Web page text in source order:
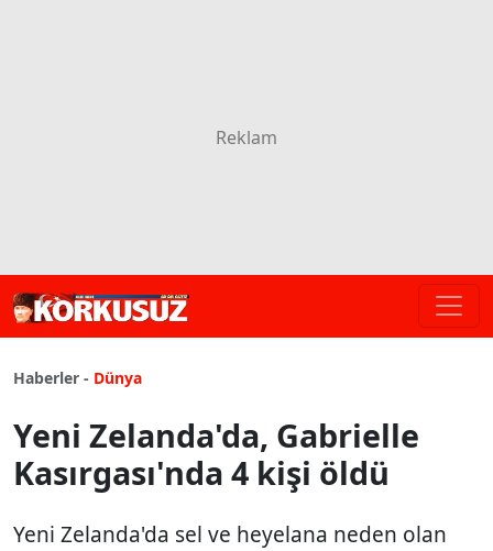
Haberler - Dünya
Yeni Zelanda'da, Gabrielle
Kasırgası'nda 4 kişi öldü
Yeni Zelanda'da sel ve heyelana neden olan